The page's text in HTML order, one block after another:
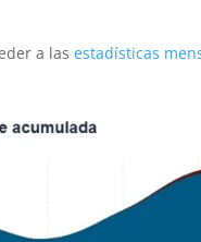
a lasestadísticas